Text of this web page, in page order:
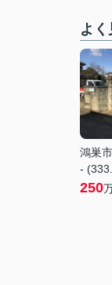
よ
鴻巣
-
250